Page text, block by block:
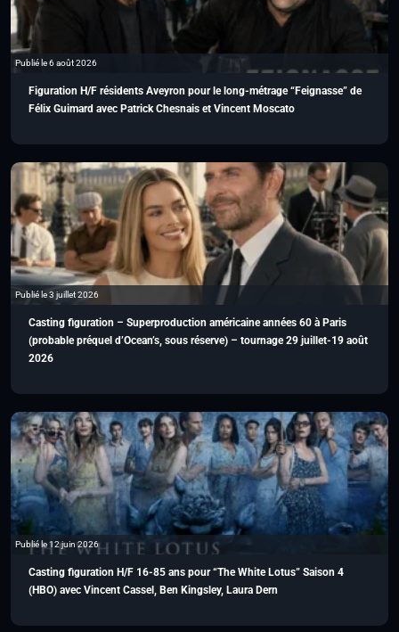
Publié le 6 août 2026
Figuration H/F résidents Aveyron pour le long-métrage “Feignasse” de
Félix Guimard avec Patrick Chesnais et Vincent Moscato
Publié le 3 juillet 2026
Casting figuration – Superproduction américaine années 60 à Paris
(probable préquel d’Ocean’s, sous réserve) – tournage 29 juillet-19 août
2026
Publié le 12 juin 2026
Casting figuration H/F 16-85 ans pour “The White Lotus” Saison 4
(HBO) avec Vincent Cassel, Ben Kingsley, Laura Dern